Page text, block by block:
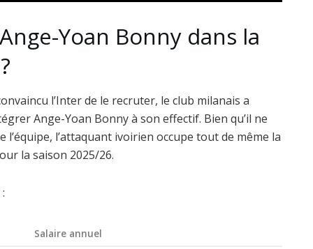
Yoan Bonny dans la
l’Inter de le recruter, le club milanais a
Ange-Yoan Bonny à son effectif. Bien qu’il ne
l’attaquant ivoirien occupe tout de même la
la saison 2025/26.
Salaire annuel